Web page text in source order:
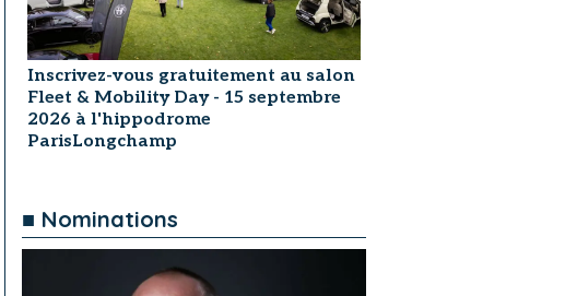
Inscrivez-vous gratuitement au salon
Fleet & Mobility Day - 15 septembre
2026 à l'hippodrome
ParisLongchamp
■ Nominations